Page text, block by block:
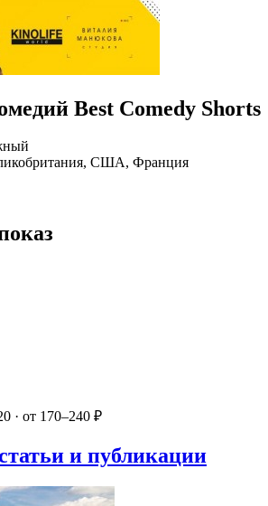
Best Comedy Shorts
США, Франция
· от 170–240 ₽
и публикации